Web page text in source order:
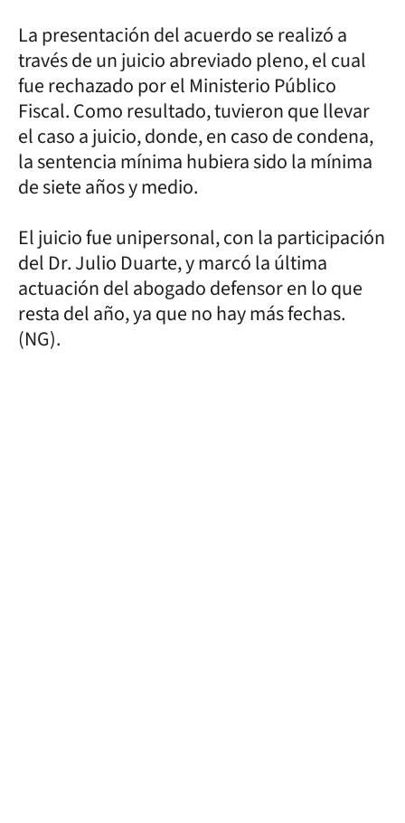
La presentación del acuerdo se realizó a
través de un juicio abreviado pleno, el cual
fue rechazado por el Ministerio Público
Fiscal. Como resultado, tuvieron que llevar
el caso a juicio, donde, en caso de condena,
la sentencia mínima hubiera sido la mínima
de siete años y medio.
El juicio fue unipersonal, con la participación
del Dr. Julio Duarte, y marcó la última
actuación del abogado defensor en lo que
resta del año, ya que no hay más fechas.
(NG).